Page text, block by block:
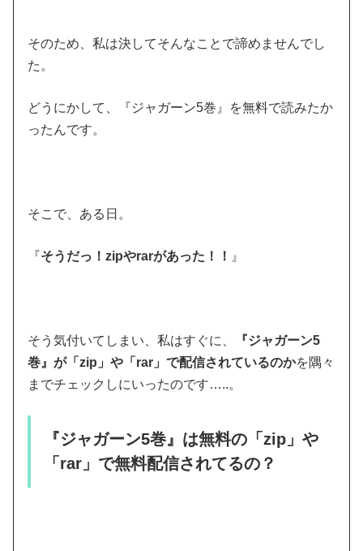
そのため、私は決してそんなことで諦めませんでし
た。
どうにかして、『ジャガーン5巻』を無料で読みたか
ったんです。
そこで、ある日。
『そうだっ！zipやrarがあった！！ 』
そう気付いてしまい、私はすぐに、
『ジャガーン5
巻』が「zip」や「rar」で配信されているのかを隅々
までチェックしにいったのです…..。
『ジャガーン5巻』は無料の「zip」や
「rar」で無料配信されてるの？